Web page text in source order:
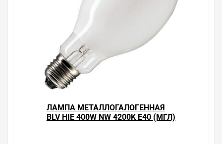
подробно о товарах из нашего ассортимента.
Свяжитесь с нами любым способом, который для вас
наиболее удобен. С удовольствием ответим на все
ЛАМПА МЕТАЛЛОГАЛОГЕННАЯ
BLV HIE 400W NW 4200K E40 (МГЛ)